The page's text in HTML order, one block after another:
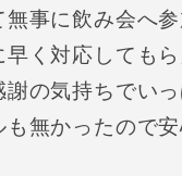
無事に飲み会へ
く対応しても
の気持ちでい
無かったので